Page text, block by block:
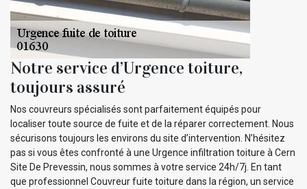
Notre service d’Urgence toiture,
toujours assuré
Nos couvreurs spécialisés sont parfaitement équipés pour
localiser toute source de fuite et de la réparer correctement. Nous
sécurisons toujours les environs du site d’intervention. N’hésitez
pas si vous êtes confronté à une Urgence infiltration toiture à Cern
Site De Prevessin, nous sommes à votre service 24h/7j. En tant
que professionnel Couvreur fuite toiture dans la région, un service